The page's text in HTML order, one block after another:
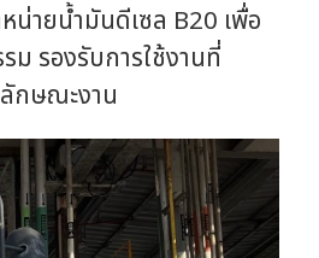
น่ายน้ำมันดีเซล B20 เพื่อ
ม รองรับการใช้งานที่
กษณะงาน